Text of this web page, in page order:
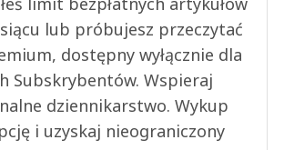
lub próbujesz przeczytać
dostępny wyłącznie dla
Subskrybentów. Wspieraj
dziennikarstwo. Wykup
i uzyskaj nieograniczony